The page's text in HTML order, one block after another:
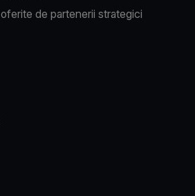
de partenerii strategici